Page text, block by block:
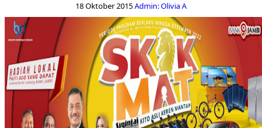
18 Oktober 2015Admin: Olivia A